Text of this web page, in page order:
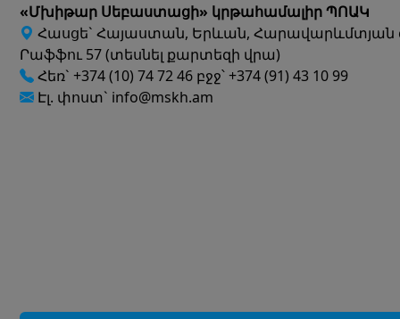
«Մխիթար Սեբաստացի» կրթահամալիր ՊՈԱԿ
Հասցե` Հայաստան, Երևան, Հարավարևմտյան
Րաֆֆու 57 (տեսնել քարտեզի վրա)
Հեռ` +374 (10) 74 72 46 բջջ՝ +374 (91) 43 10 99
Էլ. փոստ` info@mskh.am